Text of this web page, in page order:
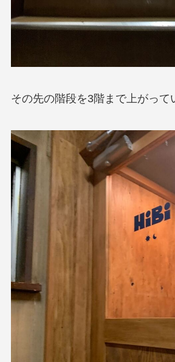
その先の階段を3階まで上がって